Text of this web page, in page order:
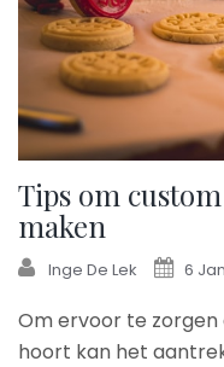
Tips om
maken
Inge De Lek 6
Om ervoor te
hoort kan het